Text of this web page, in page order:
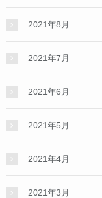
2021年8月
2021年7月
2021年6月
2021年5月
2021年4月
2021年3月